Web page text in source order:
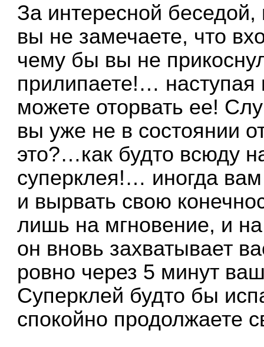
За интересной
вы не замечаете, что
чему бы вы не
прилипаете!…
можете оторвать ее!
вы уже не в состоянии
это?…как будто всюду
суперклея!… иногда вам
и вырвать свою
лишь на мгновение, и
он вновь захватывает
ровно через 5 минут
Суперклей будто бы
спокойно продолжаете